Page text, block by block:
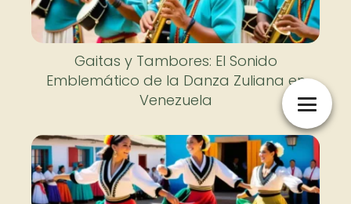
Gaitas y Tambores: El Sonido
Emblemático de la Danza Zuliana en
Venezuela